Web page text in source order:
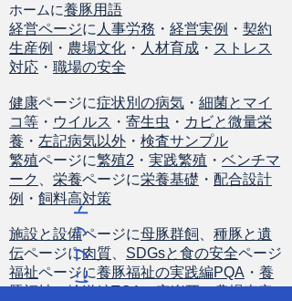
ホームに養豚用語
経営ページに 人事労務 ・ 経営実例 ・ 契約
生産例 ・ 農場文化 ・ 人材育成 ・ ストレス
対応 ・ 職場の安全
健康ページに症状別の病気 ・ 細菌とマイ
コ等 ・ ウイルス ・ 寄生虫 ・ カビと微量栄
養 ・ 左記病気以外 ・ 検査サンプル
繁殖ページに繁殖2 ・ 実践繁殖 ・ ベンチマ
ーク
栄養ページに栄養基礎 ・ 配合設計
例 ・ 飼料高対策
施設と設備ページに母豚群飼
種豚と遺
伝ページに肉質 SDGsと食の安全ページ
福祉ページに養豚福祉の実践編PQA ・ 養
豚福祉の輸送編TQA・安楽死・農場査定
ト
ッ
プ
に